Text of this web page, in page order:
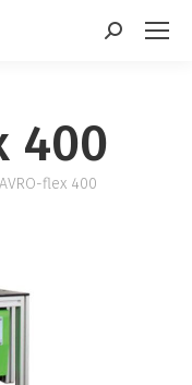
Search:
400
flex 400